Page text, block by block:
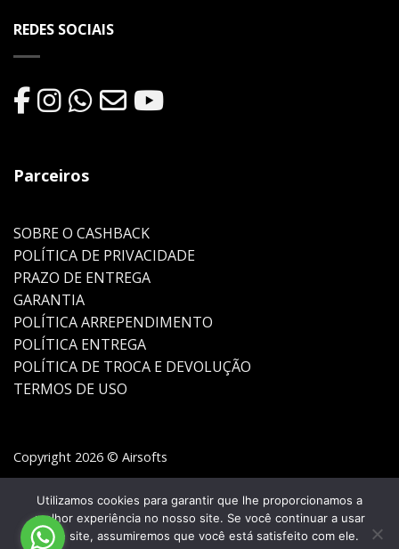
REDES SOCIAIS
Parceiros
SOBRE O CASHBACK
POLÍTICA DE PRIVACIDADE
PRAZO DE ENTREGA
GARANTIA
POLÍTICA ARREPENDIMENTO
POLÍTICA ENTREGA
POLÍTICA DE TROCA E DEVOLUÇÃO
TERMOS DE USO
Copyright 2026 © Airsofts
Utilizamos cookies para garantir que lhe proporcionamos a
melhor experiência no nosso site. Se você continuar a usar
este site, assumiremos que você está satisfeito com ele.